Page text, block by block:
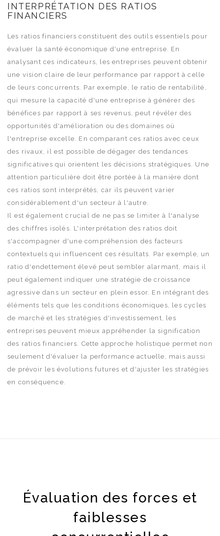
INTERPRÉTATION DES RATIOS
FINANCIERS
Les ratios financiers constituent des outils essentiels pour
évaluer la santé économique d'une entreprise. En
analysant ces indicateurs, les entreprises peuvent obtenir
une vision claire de leur performance par rapport à celle
de leurs concurrents. Par exemple, le ratio de rentabilité,
qui mesure la capacité d'une entreprise à générer des
bénéfices par rapport à ses revenus, peut révéler des
opportunités d'amélioration ou des domaines où
l'entreprise excelle. En comparant ces ratios avec ceux
des rivaux, il est possible de dégager des tendances
significatives qui orientent les décisions stratégiques. Une
attention particulière doit être portée à la manière dont
ces ratios sont interprétés, car ils peuvent varier
considérablement d'un secteur à l'autre.
Il est également crucial de ne pas se limiter à l'analyse
des chiffres isolés. L'interprétation des ratios doit
s'accompagner d'une compréhension des facteurs
contextuels qui influencent ces résultats. Par exemple, un
ratio d'endettement élevé peut sembler alarmant, mais il
peut également indiquer une stratégie de croissance
agressive dans un secteur en plein essor. En intégrant des
éléments tels que les conditions économiques, les cycles
de marché et les stratégies d'investissement, les
entreprises peuvent mieux appréhender la signification
des ratios financiers. Cette approche holistique permet non
seulement d'évaluer la performance actuelle, mais aussi
de prévoir les évolutions futures et d'ajuster les stratégies
en conséquence.
Évaluation des forces et
faiblesses